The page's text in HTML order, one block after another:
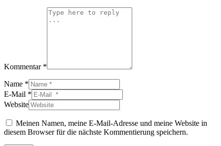
Kommentar *
Name *
E-Mail *
Website
Meinen Namen, meine E-Mail-Adresse und meine Website in
diesem Browser für die nächste Kommentierung speichern.